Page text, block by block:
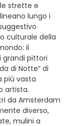
strette e
lungo i
culturale della
il
grandi pittori
di Notte” di
più vasta
artista.
da Amsterdam
diverso,
mulini a